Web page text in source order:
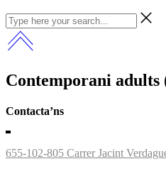
Contemporani adults
Contacta’ns
655-102-805 Carrer Jacint